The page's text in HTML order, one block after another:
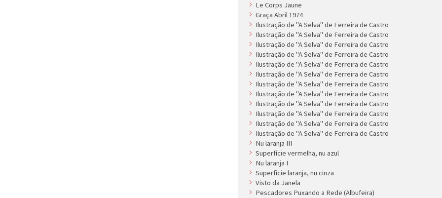
Le Corps Jaune
Graça Abril 1974
Ilustração de ''A Selva'' de Ferreira de Castro
Ilustração de ''A Selva'' de Ferreira de Castro
Ilustração de ''A Selva'' de Ferreira de Castro
Ilustração de ''A Selva'' de Ferreira de Castro
Ilustração de ''A Selva'' de Ferreira de Castro
Ilustração de ''A Selva'' de Ferreira de Castro
Ilustração de ''A Selva'' de Ferreira de Castro
Ilustração de ''A Selva'' de Ferreira de Castro
Ilustração de ''A Selva'' de Ferreira de Castro
Ilustração de ''A Selva'' de Ferreira de Castro
Ilustração de ''A Selva'' de Ferreira de Castro
Ilustração de ''A Selva'' de Ferreira de Castro
Nu laranja III
Superfície vermelha, nu azul
Nu laranja I
Superfície laranja, nu cinza
Visto da Janela
Pescadores Puxando a Rede (Albufeira)